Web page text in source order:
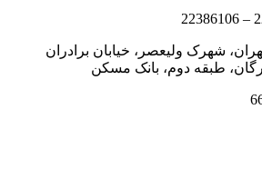
شهرک ولیعصر، خیابان برادران
طبقه دوم، بانک مسکن